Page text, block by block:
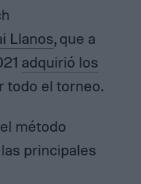
Llanos, que a
adquirió los
todo el torneo.
método
principales